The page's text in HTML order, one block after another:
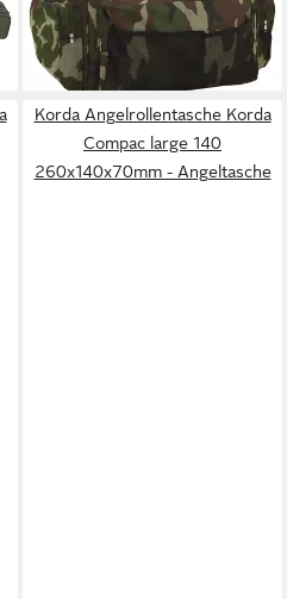
Gewebe
ab 32,99 €
lieferbar - in 4-5 Werktagen bei dir
Korda Angelrollentasche Korda
Compac large 140
260x140x70mm - Angeltasche